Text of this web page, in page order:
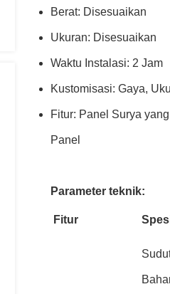
Berat: Disesuaikan
Ukuran: Disesuaikan
Waktu Instalasi: 2 Jam
Kustomisasi: Gaya,
Fitur: Panel Surya
Panel
Parameter teknik:
Fitur